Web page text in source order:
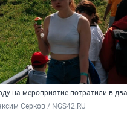
на мероприятие потратили в
Серков / NGS42.RU